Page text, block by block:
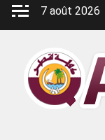
Aller
7 août 2026